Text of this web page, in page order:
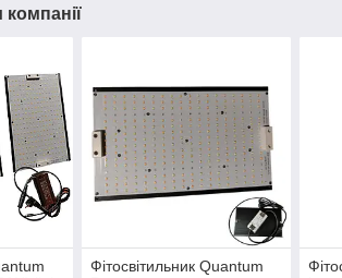
компанії
Фітосвітильник Quantum